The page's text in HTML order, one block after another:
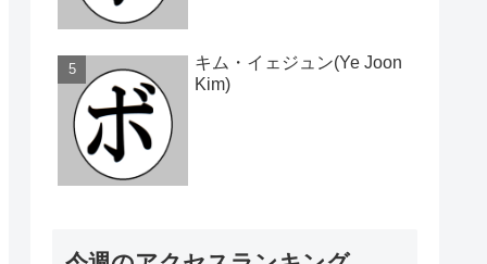
キム・イェジュン(Ye Joon
Kim)